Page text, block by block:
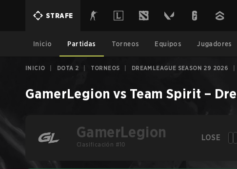
STRAFE
Inicio Partidas Torneos Equipos Jugadores
INICIO DOTA 2 TORNEOS DREAMLEAGUE SEASON 29 2026
GamerLegion vs Team Spirit –
GamerLegion
Clasificación #10
LOSE